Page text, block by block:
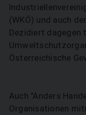
(WKÖ) und auch
Dezidiert dagegen
Österreichische
Auch "Anders
Organisationen